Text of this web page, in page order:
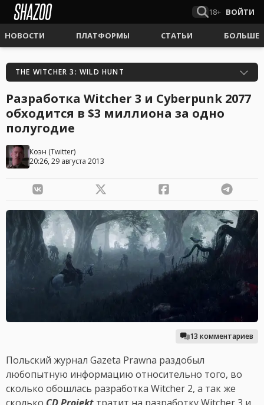
18+ ВОЙТИ
НОВОСТИ ПЛАТФОРМЫ СТАТЬИ БОЛЬШЕ
THE WITCHER 3: WILD HUNT
Разработка Witcher 3 и Cyberpunk 2077
обходится в $3 миллиона за одно
полугодие
Коэн (Twitter)
20:26, 29 августа 2013
13 комментариев
Польский журнал Gazeta Prawna раздобыл
любопытную информацию относительно того, во
сколько обошлась разработка Witcher 2, а так же